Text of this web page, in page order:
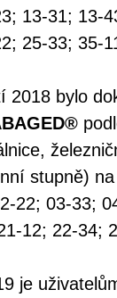
13-31; 13-
25-33; 35-
2018 bylo
stupně)
22; 03-33;
12; 22-34;
je